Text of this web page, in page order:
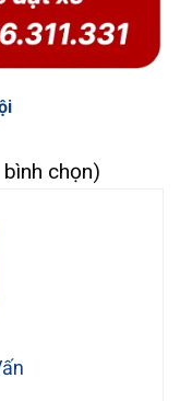
chọn)